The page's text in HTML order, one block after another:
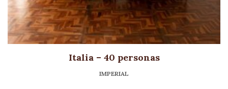
Italia – 40 personas
IMPERIAL